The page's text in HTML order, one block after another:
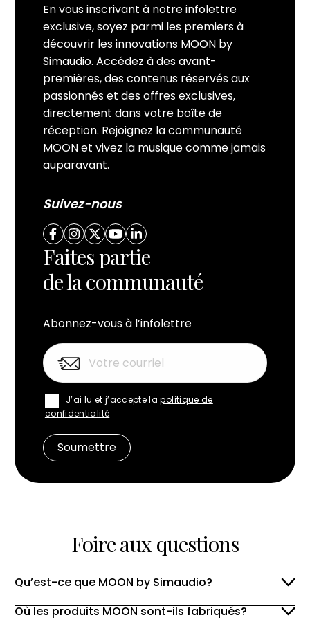
En vous inscrivant à notre infolettre
exclusive, soyez parmi les premiers à
découvrir les innovations MOON by
Simaudio. Accédez à des avant-
premières, des contenus réservés aux
passionnés et des offres exclusives,
directement dans votre boîte de
réception. Rejoignez la communauté
MOON et vivez la musique comme jamais
auparavant.
Suivez-nous
Faites partie
de la communauté
Abonnez-vous à l’infolettre
J’ai lu et j’accepte lapolitique de
confidentialité
Foire aux questions
Qu’est-ce que MOON by Simaudio?
Où les produits MOON sont-ils fabriqués?